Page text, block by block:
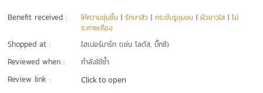
Benefit received : ให้ความชุ่มชื้น |รักษาสิว |กระชับรูขุมขน |ผิวขาวใส |ไม่
ระคายเคือง
Shopped at : ไฮเปอร์มาร์ท (เช่น โลตัส, บิ๊กซี)
Reviewed when : กำลังใช้ซ้ำ
Review link : Click to open